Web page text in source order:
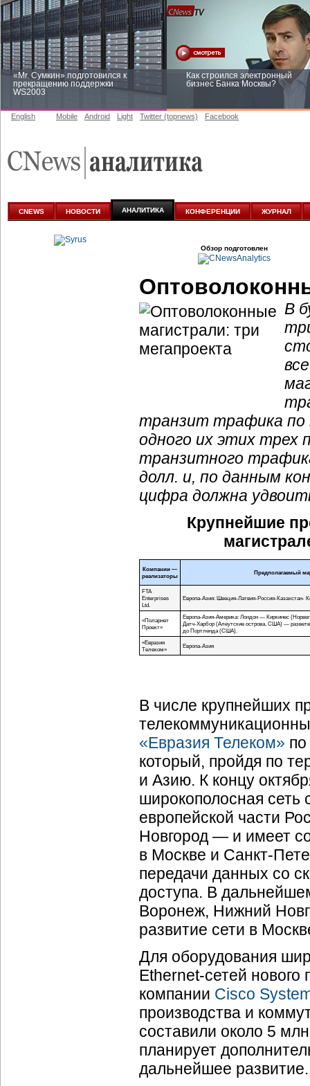
«Mr. Сумкин» подготовился к
прекращению поддержки
WS2003
Как строился электронный
бизнес Банка Москвы?
аналитике
English Mobile Android Light Twitter (topnews) Facebook
CNEWS НОВОСТИ АНАЛИТИКА КОНФЕРЕНЦИИ ЖУРНАЛ
Обзор подготовлен
В
транзит трафика
одного их этих трех
транзитного
долл. и, по данным
цифра должна
Крупнейшие
Компании —
реализаторы
Предполагаемый
FTA
Enterprises
Ltd.
Европа-Азия: Швеция-Латвия-Россия-Казахстан-
«Поларнет
Проект»
Европа-Азия-Америка: Лондон — Киркинес
Датч-Харбор (Алеутские острова, США) —
до Портленда (США).
«Евразия
Телеком»
Европа-Азия
В числе крупнейших
«Евразия Телеком»
который, пройдя по
и Азию. К концу
широкополосная сеть
европейской части
Новгород — и имеет
в Москве и Санкт-
передачи данных со
доступа. В
Воронеж, Нижний
развитие сети в
Для оборудования
Ethernet-сетей нового
компании Cisco
производства и
составили около 5
планирует
дальнейшее развитие.